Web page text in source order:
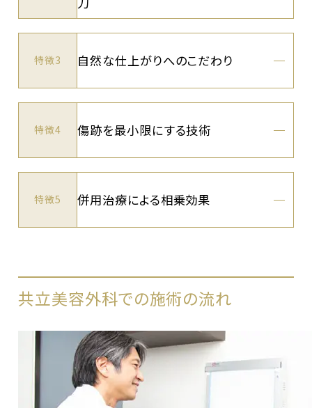
特徴3 自然な仕上がりへのこだわり
特徴4 傷跡を最小限にする技術
特徴5 併用治療による相乗効果
共立美容外科での施術の流れ